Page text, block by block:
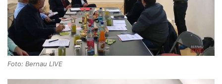
Foto: Bernau LIVE